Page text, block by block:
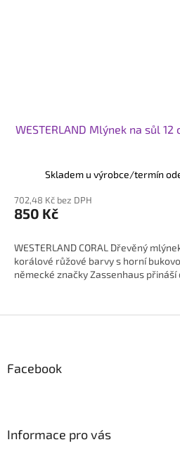
WESTERLAND Mlýnek na sůl
Skladem u výrobce/termín
702,48 Kč bez DPH
850 Kč
WESTERLAND CORAL Dřevěný
korálové růžové barvy s horní
německé značky Zassenhaus přináší
p
aFacebook
Informace pro vás